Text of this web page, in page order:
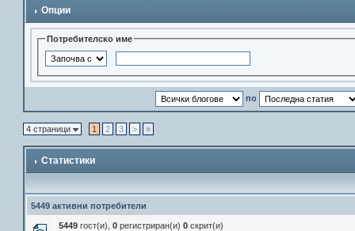
Опции
Потребителско име
по
4 страници 1 2 3 > »
Статистики
5449 активни потребители
5449 гост(и),0 регистриран(и)0 скрит(и)